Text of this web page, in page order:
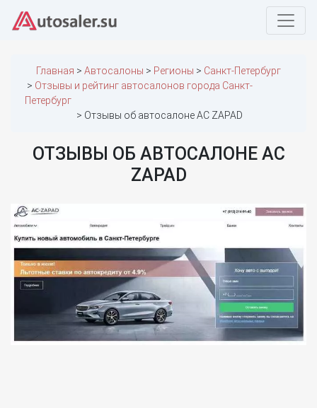
Главная Автосалоны Регионы
Санкт-Петербург
Отзывы и рейтинг автосалонов города Санкт-
Петербург
Отзывы об автосалоне AC ZAPAD
ОТЗЫВЫ ОБ АВТОСАЛОНЕ AC
ZAPAD